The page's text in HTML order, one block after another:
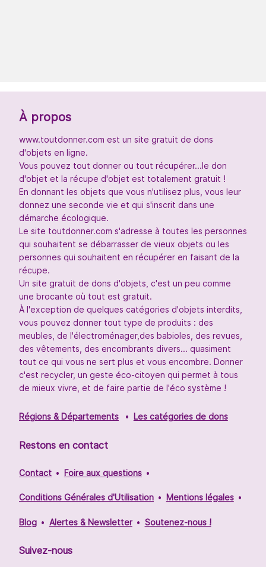
À propos
www.toutdonner.com est un site gratuit de dons
d'objets en ligne.
Vous pouvez tout donner ou tout récupérer...le don
d'objet et la récupe d'objet est totalement gratuit !
En donnant les objets que vous n'utilisez plus, vous leur
donnez une seconde vie et qui s'inscrit dans une
démarche écologique.
Le site toutdonner.com s'adresse à toutes les personnes
qui souhaitent se débarrasser de vieux objets ou les
personnes qui souhaitent en récupérer en faisant de la
récupe.
Un site gratuit de dons d'objets, c'est un peu comme
une brocante où tout est gratuit.
À l'exception de quelques catégories d'objets interdits,
vous pouvez donner tout type de produits : des
meubles, de l'électroménager,des babioles, des revues,
des vêtements, des encombrants divers... quasiment
tout ce qui vous ne sert plus et vous encombre. Donner
c'est recycler, un geste éco-citoyen qui permet à tous
de mieux vivre, et de faire partie de l'éco système !
Régions & Départements Les catégories de dons
Restons en contact
Contact Foire aux questions
Conditions Générales d'Utilisation Mentions légales
Blog Alertes & Newsletter Soutenez-nous !
Suivez-nous